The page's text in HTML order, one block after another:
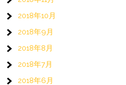
2018年10月
2018年9月
2018年8月
2018年7月
2018年6月